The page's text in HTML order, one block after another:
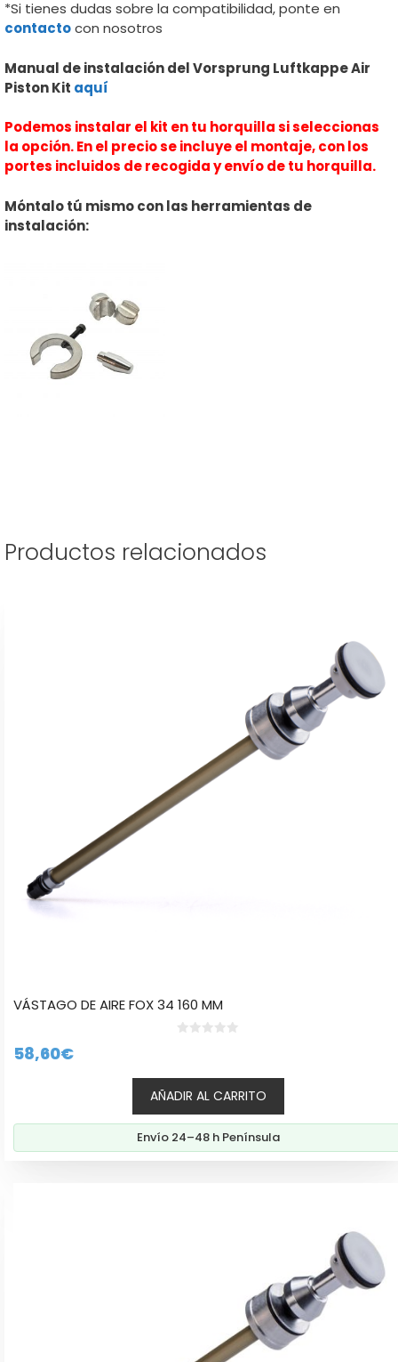
*Si tienes dudas sobre la compatibilidad, ponte en
contactocon nosotros
Manual de instalación del Vorsprung Luftkappe Air
Piston Kit aquí
Podemos instalar el kit en tu horquilla si seleccionas
la opción. En el precio se incluye el montaje, con los
portes incluidos de recogida y envío de tu horquilla.
Móntalo tú mismo con las herramientas de
instalación:
Productos relacionados
VÁSTAGO DE AIRE FOX 34 160 MM
5
58,60€
AÑADIR AL CARRITO
Envío 24–48 h Península